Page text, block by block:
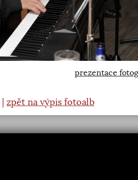
prezentace
zpět na výpis fotoalb